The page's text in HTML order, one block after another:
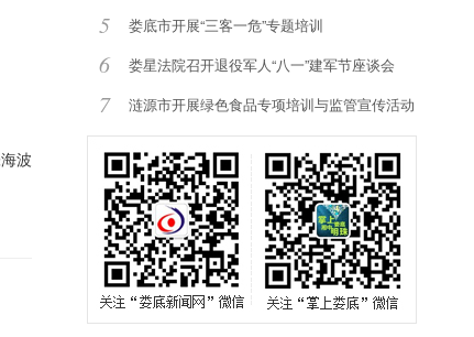
波
5 娄底市开展“三客一危”专题培训
6 娄星法院召开退役军人“八一”建军节座谈会
7 涟源市开展绿色食品专项培训与监管宣传活动